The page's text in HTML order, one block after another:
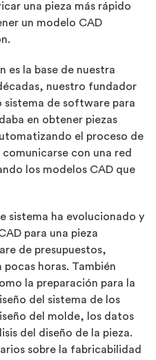
una pieza más rápido
un modelo CAD
es la base de nuestra
nuestro fundador
sistema de software para
en obtener piezas
el proceso de
con una red
los modelos CAD que
sistema ha evolucionado y
para una pieza
de presupuestos,
horas. También
la preparación para la
del sistema de los
del molde, los datos
del diseño de la pieza.
sobre la fabricabilidad